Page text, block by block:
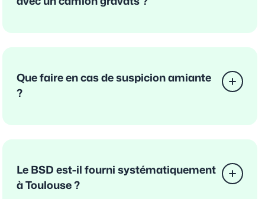
Que faire en cas de suspicion amiante
?
Le BSD est-il fourni systématiquement
à Toulouse ?